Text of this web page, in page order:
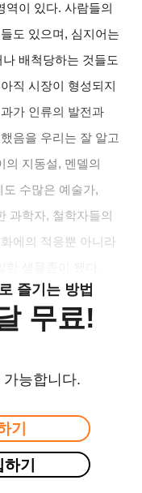
역이 있다. 사람들의
도 있으며, 심지어는
배척당하는 것들도
직 시장이 형성되지
가 인류의 발전과
음을 우리는 잘 알고
의 지동설, 멘델의
수많은 예술가,
과학자, 철학자들의
에의 적응뿐 아니라
즐기는 방법
무료!
능합니다.
기
기